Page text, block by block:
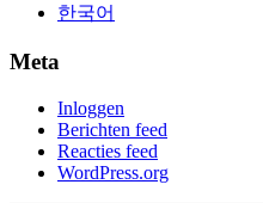
한국어
Meta
Inloggen
Berichten feed
Reacties feed
WordPress.org